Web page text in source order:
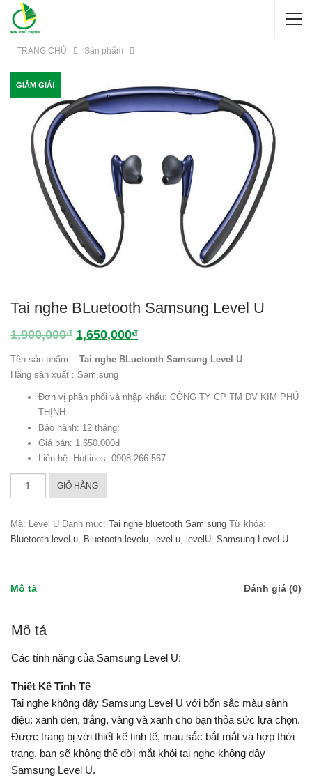
TRANG CHỦ Sản phẩm
GIẢM GIÁ!
Tai nghe BLuetooth Samsung Level U
1,900,000₫ 1,650,000₫
Tên sản phẩm : Tai nghe BLuetooth Samsung Level U
Hãng sản xuất : Sam sung
Đơn vị phân phối và nhập khẩu: CÔNG TY CP TM DV KIM PHÚ
THỊNH
Bảo hành: 12 tháng;
Giá bán: 1.650.000đ
Liên hệ: Hotlines: 0908 266 567
nghe
Samsung
Level
lượng
GIỎ HÀNG
Mã: Level U Danh mục: Tai nghe bluetooth Sam sung Từ khóa:
Bluetooth level u, Bluetooth levelu, level u, levelU, Samsung Level U
Mô tả Đánh giá (0)
Mô tả
Các tính năng của Samsung Level U:
Thiết Kế Tinh Tế
Tai nghe không dây Samsung Level U với bốn sắc màu sành
điệu: xanh đen, trắng, vàng và xanh cho bạn thỏa sức lựa chọn.
Được trang bị với thiết kế tinh tế, màu sắc bắt mắt và hợp thời
trang, bạn sẽ không thể dời mắt khỏi tai nghe không dây
Samsung Level U.